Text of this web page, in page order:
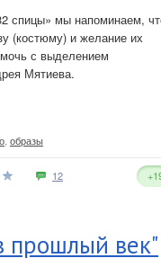
спицы» мы напоминаем,
(костюму) и желание их
с выделением
Мятиева.
образы
12
прошлый век"